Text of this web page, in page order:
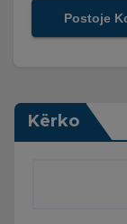
Kërko